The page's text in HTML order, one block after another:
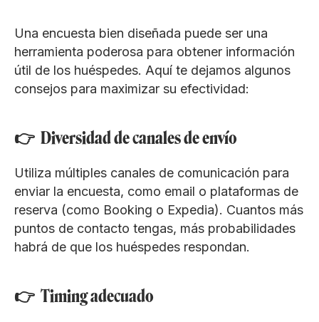
Una encuesta bien diseñada puede ser una
herramienta poderosa para obtener información
útil de los huéspedes. Aquí te dejamos algunos
consejos para maximizar su efectividad:
👉 Diversidad de canales de envío
Utiliza múltiples canales de comunicación para
enviar la encuesta, como email o plataformas de
reserva (como Booking o Expedia). Cuantos más
puntos de contacto tengas, más probabilidades
habrá de que los huéspedes respondan.
👉 Timing adecuado